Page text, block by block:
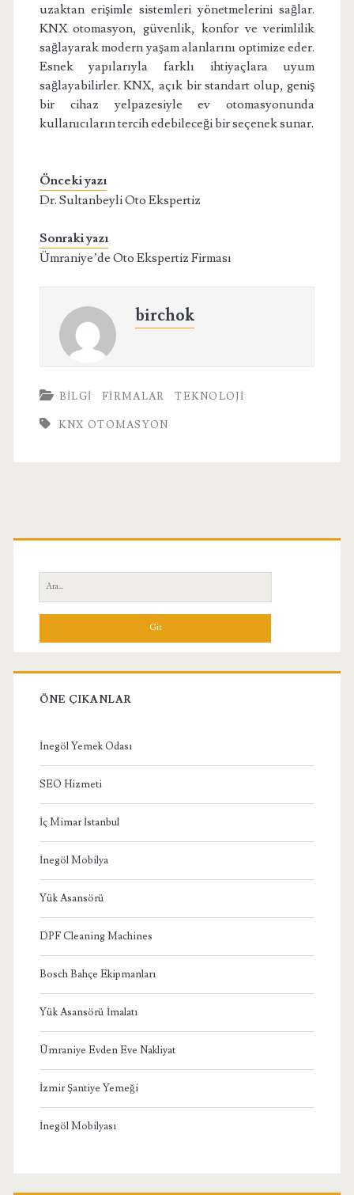
uzaktan erişimle sistemleri yönetmelerini sağlar.
KNX otomasyon, güvenlik, konfor ve verimlilik
sağlayarak modern yaşam alanlarını optimize eder.
Esnek yapılarıyla farklı ihtiyaçlara uyum
sağlayabilirler. KNX, açık bir standart olup, geniş
bir cihaz yelpazesiyle ev otomasyonunda
kullanıcıların tercih edebileceği bir seçenek sunar.
Önceki yazı
Dr. Sultanbeyli Oto Ekspertiz
Sonraki yazı
Ümraniye’de Oto Ekspertiz Firması
birchok
BILGI FIRMALAR TEKNOLOJI
KNX OTOMASYON
Birincil
Yan
Menü
Ara:
ÖNE ÇIKANLAR
İnegöl Yemek Odası
SEO Hizmeti
İç Mimar İstanbul
İnegöl Mobilya
Yük Asansörü
DPF Cleaning Machines
Bosch Bahçe Ekipmanları
Yük Asansörü İmalatı
Ümraniye Evden Eve Nakliyat
İzmir Şantiye Yemeği
İnegöl Mobilyası